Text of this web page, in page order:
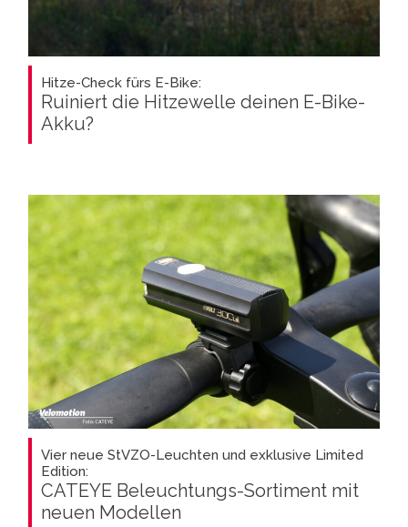
Hitze-Check fürs E-Bike:
Ruiniert die Hitzewelle deinen E-Bike-
Akku?
Vier neue StVZO-Leuchten und exklusive Limited
Edition:
CATEYE Beleuchtungs-Sortiment mit
neuen Modellen